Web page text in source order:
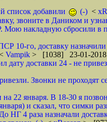
список добавили
(-) <
звоните в Даником и
Мою накладную сбросили
10-го, доставку
< Vampik > [1038] 23-01-2018
дату доставки 24 - не
Звонки не
22 января. В 18-30 я
и сказал, что симки
НГ 4 раза назначали